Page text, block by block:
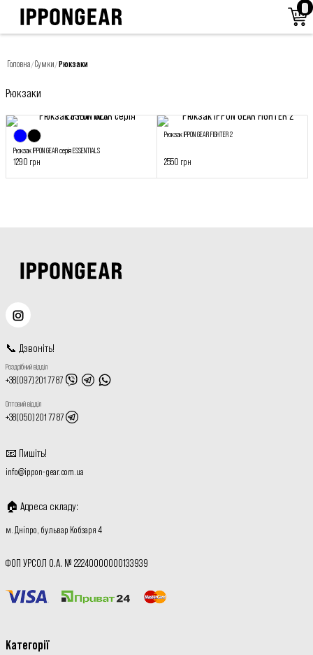
Головна/Сумки/Рюкзаки
Рюкзаки
Рюкзак IPPON GEAR серія ESSENTIALS
1290 грн
Рюкзак IPPON GEAR FIGHTER 2
2550 грн
📞 Дзвоніть!
Роздрібний відділ
+38(097) 201 77 87
Оптовий відділ
+38(050) 201 77 87
📧 Пишіть!
info@ippon-gear.com.ua
🏠 Адреса складу:
м. Дніпро, бульвар Кобзаря 4
ФОП УРСОЛ О.А. № 22240000000133939
Категорії